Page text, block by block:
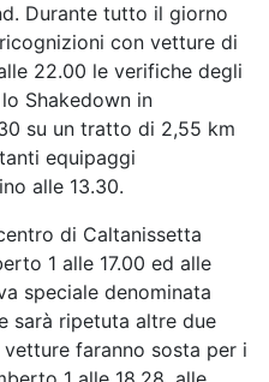
Durante tutto il giorno
con vetture di
22.00 le verifiche degli
Shakedown in
su un tratto di 2,55 km
equipaggi
alle 13.30.
di Caltanissetta
1 alle 17.00 ed alle
speciale denominata
sarà ripetuta altre due
faranno sosta per i